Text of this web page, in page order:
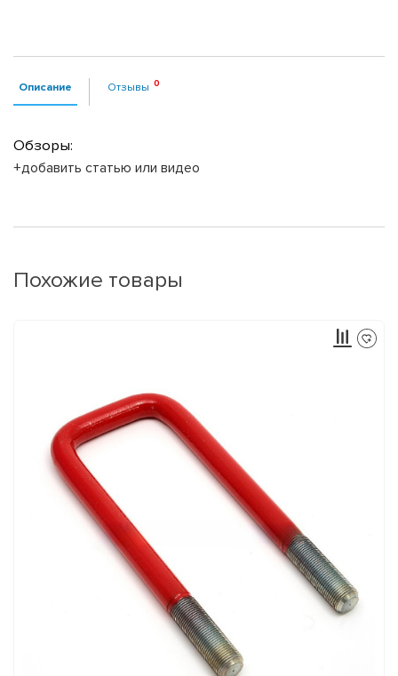
Описание Отзывы
Обзоры:
+добавить статью или видео
Похожие товары